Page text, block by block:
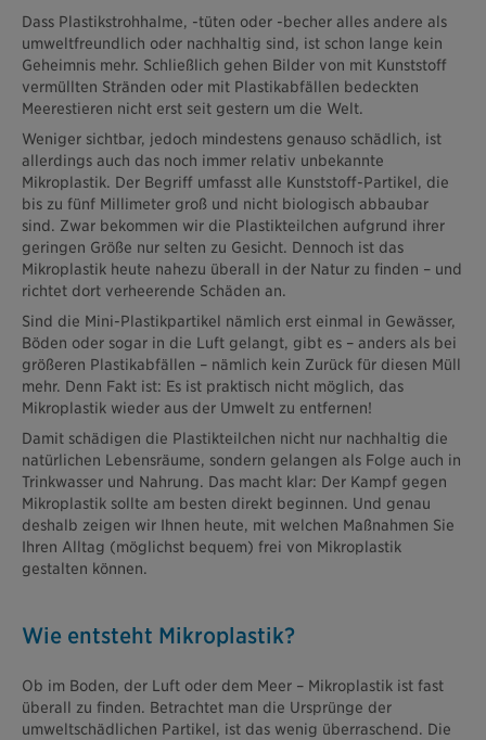
Dass Plastikstrohhalme, -tüten oder -becher alles andere als
umweltfreundlich oder nachhaltig sind, ist schon lange kein
Geheimnis mehr. Schließlich gehen Bilder von mit Kunststoff
vermüllten Stränden oder mit Plastikabfällen bedeckten
Meerestieren nicht erst seit gestern um die Welt.
Weniger sichtbar, jedoch mindestens genauso schädlich, ist
allerdings auch das noch immer relativ unbekannte
Mikroplastik. Der Begriff umfasst alle Kunststoff-Partikel, die
bis zu fünf Millimeter groß und nicht biologisch abbaubar
sind. Zwar bekommen wir die Plastikteilchen aufgrund ihrer
geringen Größe nur selten zu Gesicht. Dennoch ist das
Mikroplastik heute nahezu überall in der Natur zu finden – und
richtet dort verheerende Schäden an.
Sind die Mini-Plastikpartikel nämlich erst einmal in Gewässer,
Böden oder sogar in die Luft gelangt, gibt es – anders als bei
größeren Plastikabfällen – nämlich kein Zurück für diesen Müll
mehr. Denn Fakt ist: Es ist praktisch nicht möglich, das
Mikroplastik wieder aus der Umwelt zu entfernen!
Damit schädigen die Plastikteilchen nicht nur nachhaltig die
natürlichen Lebensräume, sondern gelangen als Folge auch in
Trinkwasser und Nahrung. Das macht klar: Der Kampf gegen
Mikroplastik sollte am besten direkt beginnen. Und genau
deshalb zeigen wir Ihnen heute, mit welchen Maßnahmen Sie
Ihren Alltag (möglichst bequem) frei von Mikroplastik
gestalten können.
Wie entsteht Mikroplastik?
Ob im Boden, der Luft oder dem Meer – Mikroplastik ist fast
überall zu finden. Betrachtet man die Ursprünge der
umweltschädlichen Partikel, ist das wenig überraschend. Die